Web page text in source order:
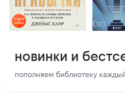
новинки и
пополняем библиотеку